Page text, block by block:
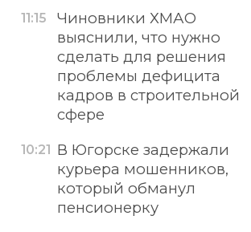
11:15
Чиновники ХМАО
выяснили, что нужно
сделать для решения
проблемы дефицита
кадров в строительной
сфере
10:21 В Югорске задержали
курьера мошенников,
который обманул
пенсионерку